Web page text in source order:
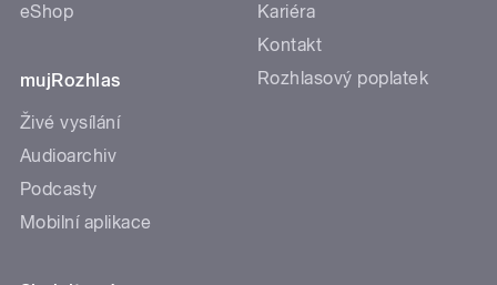
eShop
mujRozhlas
Živé vysílání
Audioarchiv
Podcasty
Mobilní aplikace
Kariéra
Kontakt
Rozhlasový poplatek